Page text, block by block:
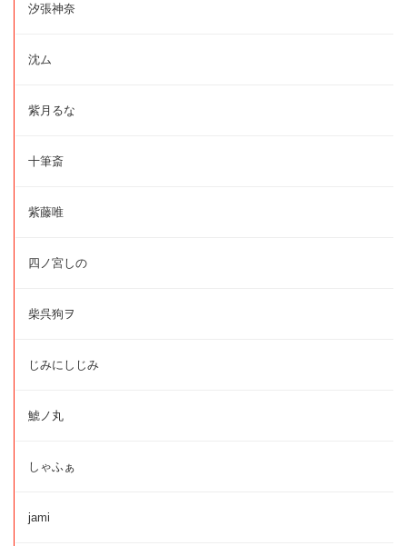
汐張神奈
沈ム
紫月るな
十筆斎
紫藤唯
四ノ宮しの
柴呉狗ヲ
じみにしじみ
鯱ノ丸
しゃふぁ
jami